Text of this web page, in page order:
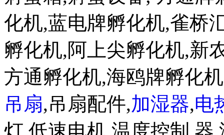
化机,蓝电牌孵化机,雀桥
孵化机,阿上尖孵化机,新
方通孵化机,海鸥牌孵化
吊扇,吊扇配件,加湿器,电